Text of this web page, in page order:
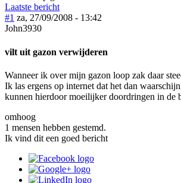
Laatste bericht
#1 za, 27/09/2008 - 13:42
John3930
vilt uit gazon verwijderen
Wanneer ik over mijn gazon loop zak daar
Ik las ergens op internet dat het dan
kunnen hierdoor moeilijker doordringen in de
omhoog
1 mensen hebben gestemd.
Ik vind dit een goed bericht